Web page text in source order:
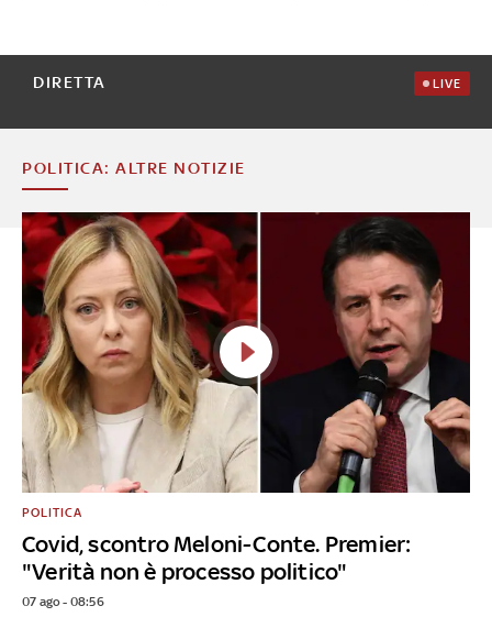
DIRETTA LIVE
POLITICA: ALTRE NOTIZIE
Covid, scontro Meloni-Conte. Premier:
"Verità non è processo politico"
POLITICA
07 ago - 08:56